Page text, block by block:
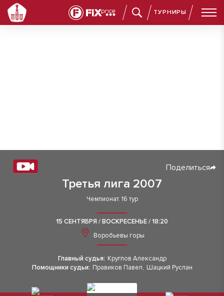
ТУРНИРЫ
Третья лига 2007
Поделиться
Чемпионат. 16 тур
15 СЕНТЯБРЯ / ВОСКРЕСЕНЬЕ / 18:20
Воробьевы горы
Главный судья: Круглов Александр
Помощники судьи: Правиков Павел, Шацкий Руслан